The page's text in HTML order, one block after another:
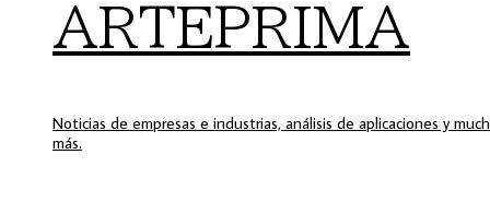
ARTEPRIMA
Noticias de empresas e industrias, análisis de aplicaciones y
más.